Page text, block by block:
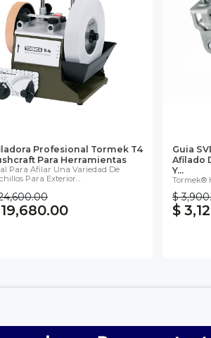
Profesional Tormek T4
Para Herramientas
Para Afilar Una Variedad De
Para Exterior...
Guia
Afilado
Y...
Tormek®
$
$